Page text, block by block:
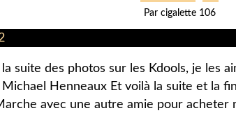
Par cigalette 106
suite des photos sur les Kdools, je les
Michael Henneaux Et voilà la suite et la
avec une autre amie pour acheter